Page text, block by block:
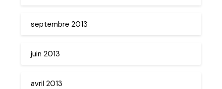
septembre 2013
juin 2013
avril 2013